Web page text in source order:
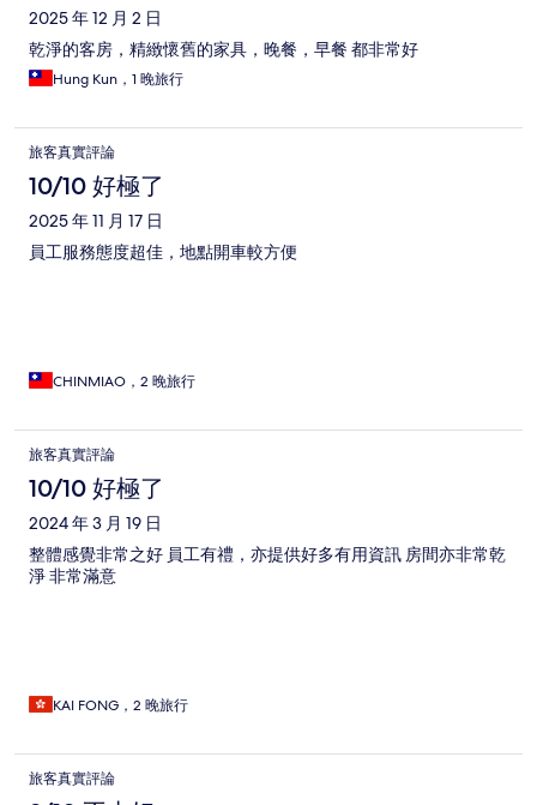
2025 年 12 月 2 日
乾淨的客房，精緻懷舊的家具，晚餐，早餐 都非常好
Hung Kun，1 晚旅行
旅客真實評論
10/10 好極了
2025 年 11 月 17 日
員工服務態度超佳，地點開車較方便
CHINMIAO，2 晚旅行
旅客真實評論
10/10 好極了
2024 年 3 月 19 日
整體感覺非常之好 員工有禮，亦提供好多有用資訊 房間亦非常乾
淨 非常滿意
KAI FONG，2 晚旅行
旅客真實評論